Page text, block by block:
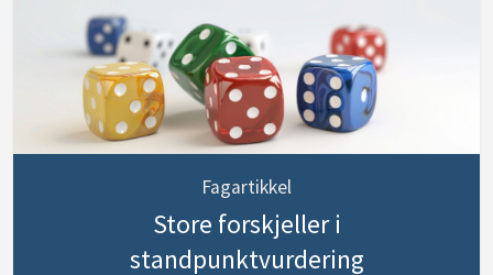
Fagartikkel
Store forskjeller i
standpunktvurdering